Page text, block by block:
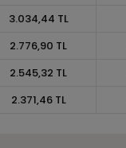
3.034,44 TL
2.776,90 TL
2.545,32 TL
2.371,46 TL